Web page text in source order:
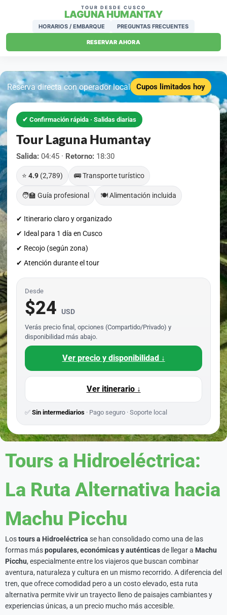
TOUR DESDE CUSCO
LAGUNA HUMANTAY
HORARIOS / EMBARQUE PREGUNTAS FRECUENTES
RESERVAR AHORA
Reserva directa con operador local Cupos limitados hoy
✔ Confirmación rápida · Salidas diarias
Tour Laguna Humantay
Salida: 04:45 · Retorno: 18:30
⭐ 4.9 (2,789) 🚌 Transporte turístico
🧑‍🏫 Guía profesional 🍽️ Alimentación incluida
✔ Itinerario claro y organizado
✔ Ideal para 1 día en Cusco
✔ Recojo (según zona)
✔ Atención durante el tour
Desde
$24 USD
Verás precio final, opciones (Compartido/Privado) y
disponibilidad más abajo.
Ver precio y disponibilidad ↓
Ver itinerario ↓
✅ Sin intermediarios · Pago seguro · Soporte local
Tours a Hidroeléctrica:
La Ruta Alternativa hacia
Machu Picchu
Lostours a Hidroeléctrica se han consolidado como una de las
formas máspopulares, económicas y auténticasde llegar a Machu
Picchu, especialmente entre los viajeros que buscan combinar
aventura, naturaleza y cultura en un mismo recorrido. A diferencia del
tren, que ofrece comodidad pero a un costo elevado, esta ruta
alternativa permite vivir un trayecto lleno de paisajes cambiantes y
experiencias únicas, a un precio mucho más accesible.